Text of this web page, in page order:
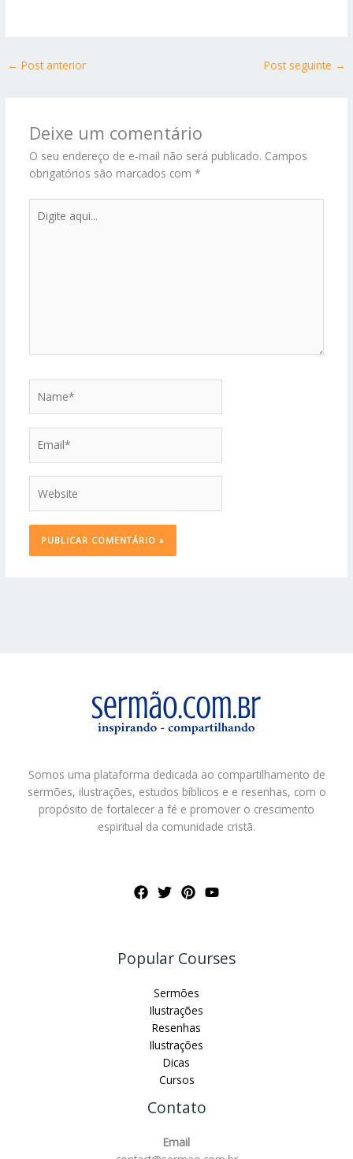
← Post anterior Post seguinte →
Deixe um comentário
O seu endereço de e-mail não será publicado. Campos
obrigatórios são marcados com *
aqui...
Somos uma plataforma dedicada ao compartilhamento de
sermões, ilustrações, estudos bíblicos e e resenhas, com o
propósito de fortalecer a fé e promover o crescimento
espiritual da comunidade cristã.
Popular Courses
Sermões
Ilustrações
Resenhas
Ilustrações
Dicas
Cursos
Contato
Email